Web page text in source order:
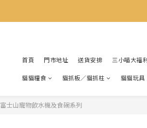
首頁 門市地址 送貨安排 三小喵大福
貓貓糧食 貓抓板／貓抓柱 貓貓玩具
富士山寵物飲水機及食碗系列